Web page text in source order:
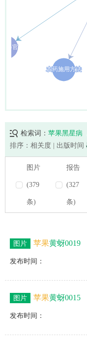
检索词： 苹果黑星病
排序： 相关度 出版时间
图片
(379
条)
报告
(327
条)
图片 苹果黄蚜0019
发布时间：
图片 苹果黄蚜0015
发布时间：